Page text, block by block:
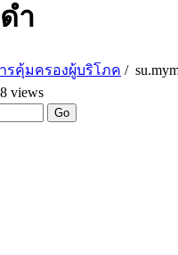
ำ
รคุ้มครองผู้บริโภค /
views
Go